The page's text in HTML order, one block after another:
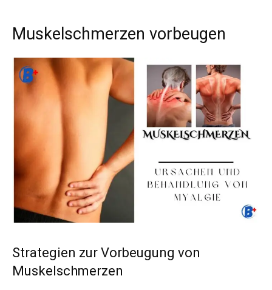
Muskelschmerzen vorbeugen
Strategien zur Vorbeugung von
Muskelschmerzen